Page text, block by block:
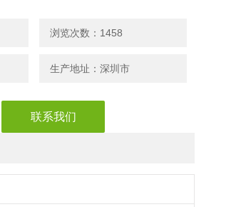
浏览次数：1458
生产地址：深圳市
联系我们